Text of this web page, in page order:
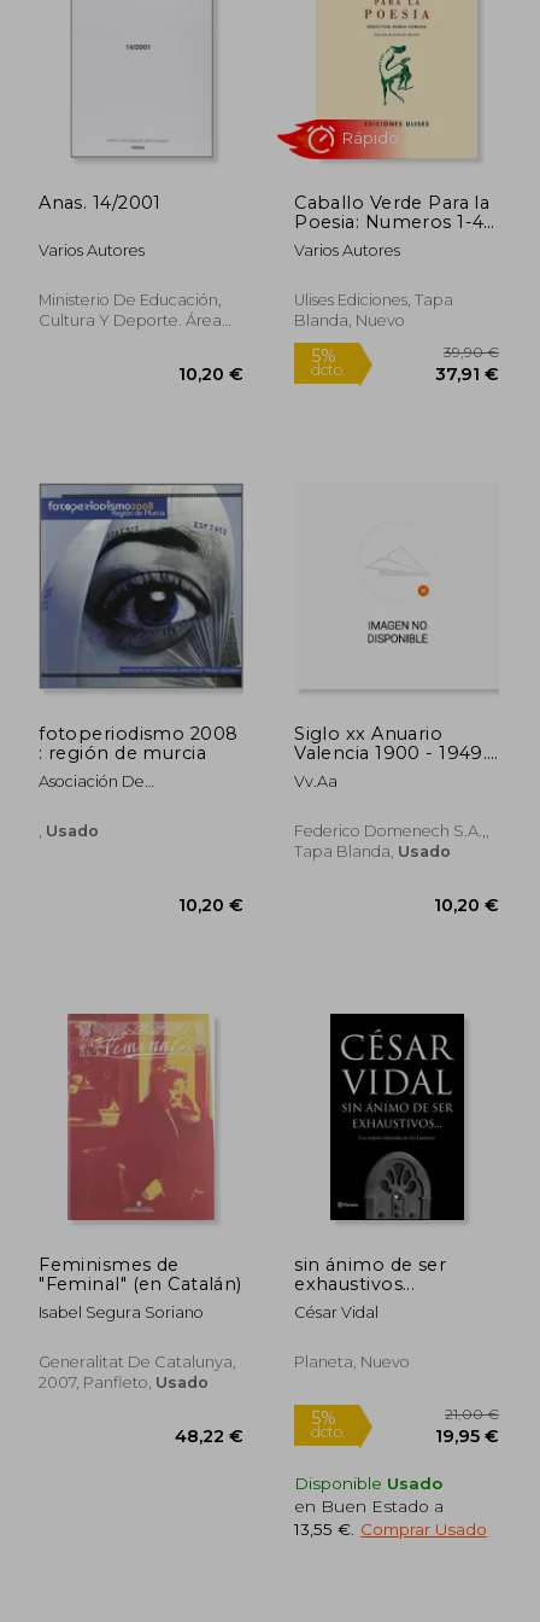
42,97
Anas. 14/2001
Varios Autores
Ministerio De Educación,
Cultura Y Deporte. Área
10,20 €
Caballo Verde Para la
Poesia: Numeros 1-4,
Madrid, 1935-1936
Varios Autores
Ulises Ediciones, Tapa
Blanda, Nuevo
5%
dcto.
Rápido
fotoperiodismo 2008
: región de murcia
Asociación De
Prensa Y Tv De La Región
De Murcia
Usado
Siglo xx Anuario
Valencia 1900 - 1949.
Tomo i
Vv.Aa
Federico Domenech S.A.,,
Tapa Blanda, Usado
Feminismes de
"Feminal" (en Catalán)
Isabel Segura Soriano
Generalitat De Catalunya,
2007, Panfleto, Usado
sin ánimo de ser
exhaustivos...
César Vidal
Planeta, Nuevo
Disponible Usado
en Buen Estado a
13,55 € Comprar Usado